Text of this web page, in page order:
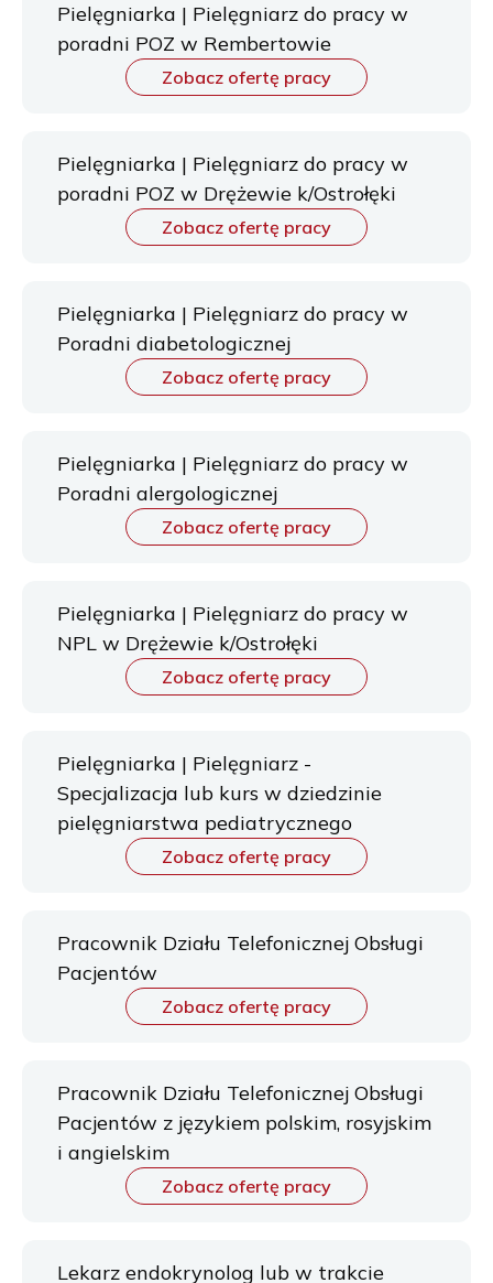
Pielęgniarka | Pielęgniarz do pracy w
poradni POZ w Rembertowie
Zobacz ofertę pracy
Pielęgniarka | Pielęgniarz do pracy w
poradni POZ w Drężewie k/Ostrołęki
Zobacz ofertę pracy
Pielęgniarka | Pielęgniarz do pracy w
Poradni diabetologicznej
Zobacz ofertę pracy
Pielęgniarka | Pielęgniarz do pracy w
Poradni alergologicznej
Zobacz ofertę pracy
Pielęgniarka | Pielęgniarz do pracy w
NPL w Drężewie k/Ostrołęki
Zobacz ofertę pracy
Pielęgniarka | Pielęgniarz -
Specjalizacja lub kurs w dziedzinie
pielęgniarstwa pediatrycznego
Zobacz ofertę pracy
Pracownik Działu Telefonicznej Obsługi
Pacjentów
Zobacz ofertę pracy
Pracownik Działu Telefonicznej Obsługi
Pacjentów z językiem polskim, rosyjskim
i angielskim
Zobacz ofertę pracy
Lekarz endokrynolog lub w trakcie